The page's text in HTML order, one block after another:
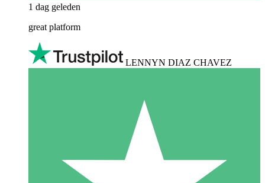
1 dag geleden
great platform
LENNYN DIAZ CHAVEZ